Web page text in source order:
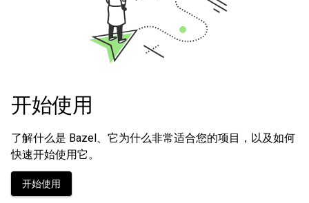
开始使用
了解什么是 Bazel、它为什么非常适合您的项目，以及如何
快速开始使用它。
开始使用